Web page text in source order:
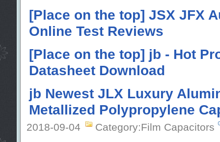
[Place on the top] JSX JFX
Online Test Reviews
[Place on the top] jb - Hot
Datasheet Download
jb Newest JLX Luxury
Metallized Polypropylene
2018-09-04 Category:Film Capacitors